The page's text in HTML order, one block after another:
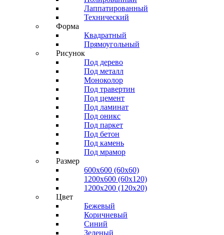
Лаппатированный
Технический
Форма
Квадратный
Прямоугольный
Рисунок
Под дерево
Под металл
Моноколор
Под травертин
Под цемент
Под ламинат
Под оникс
Под паркет
Под бетон
Под камень
Под мрамор
Размер
600х600 (60х60)
1200х600 (60х120)
1200х200 (120x20)
Цвет
Бежевый
Коричневый
Синий
Зеленый